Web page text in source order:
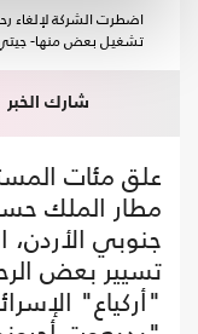
اضطرت الشركة لإلغاء
تشغيل بعض منها-
شارك الخبر
علق مئات
مطار الملك
جنوبي
تسيير بعض
"أركياع"